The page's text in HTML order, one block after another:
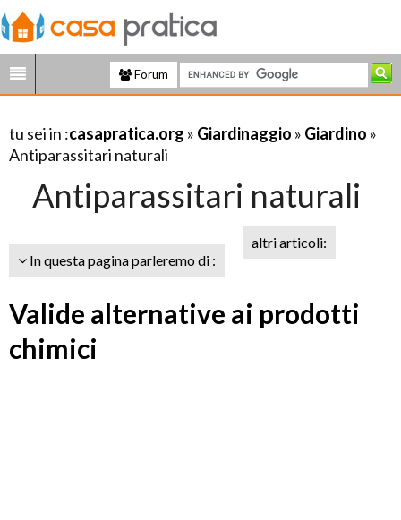
Forum
tu sei in :casapratica.org » Giardinaggio » Giardino »
Antiparassitari naturali
Antiparassitari naturali
In questa pagina parleremo di :
altri articoli:
Valide alternative ai prodotti
chimici